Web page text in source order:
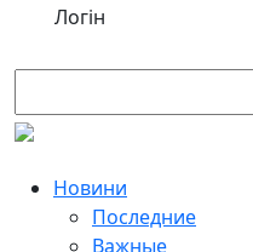
Логін
Новини
Последние
Важные